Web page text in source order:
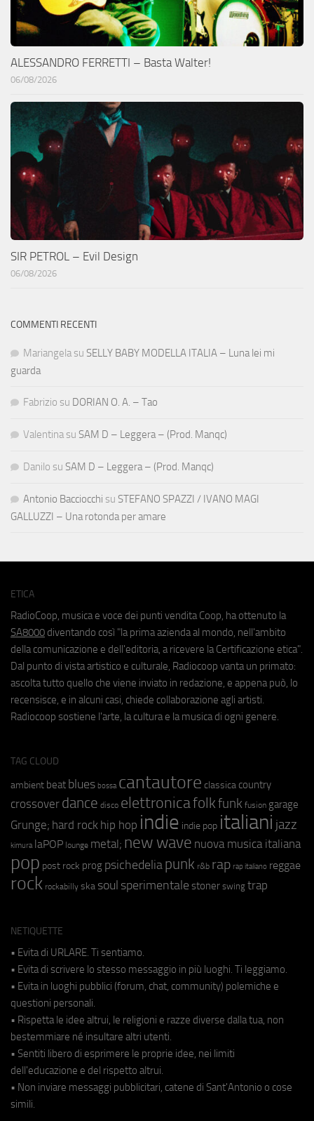
ALESSANDRO FERRETTI – Basta Walter!
06/08/2026
SIR PETROL – Evil Design
06/08/2026
COMMENTI RECENTI
Mariangela su SELLY BABY MODELLA ITALIA – Luna lei mi
guarda
Fabrizio su DORIAN O. A. – Tao
Valentina su SAM D – Leggera – (Prod. Manqc)
Danilo su SAM D – Leggera – (Prod. Manqc)
Antonio Bacciocchi su STEFANO SPAZZI / IVANO MAGI
GALLUZZI – Una rotonda per amare
ETICA
RadioCoop, musica e voce dei punti vendita Coop, ha ottenuto la
SA8000 diventando così "la prima azienda al mondo, nell'ambito
della comunicazione e dell'editoria, a ricevere la Certificazione etica".
Dal punto di vista artistico e culturale, Radiocoop vanta un primato:
ascolta tutto quello che viene inviato in redazione, e appena può, lo
recensisce, e in alcuni casi, chiede collaborazione agli artisti.
Radiocoop sostiene l'arte, la cultura e la musica di ogni genere.
TAG CLOUD
ambient beat blues bossa cantautore classica country
crossover dance disco elettronicafolkfunk fusion garage
Grunge; hard rock hip hop indie indie pop italiani jazz
kimura laPOP lounge metal; new wave nuova musica italiana
pop post rock prog psichedeliapunk r&b rap rap italiano reggae
rock rockabilly ska soul sperimentale stoner swing trap
NETIQUETTE
• Evita di URLARE. Ti sentiamo.
• Evita di scrivere lo stesso messaggio in più luoghi. Ti leggiamo.
• Evita in luoghi pubblici (forum, chat, community) polemiche e
questioni personali.
• Rispetta le idee altrui, le religioni e razze diverse dalla tua, non
bestemmiare né insultare altri utenti.
• Sentiti libero di esprimere le proprie idee, nei limiti
dell'educazione e del rispetto altrui.
• Non inviare messaggi pubblicitari, catene di Sant'Antonio o cose
simili.